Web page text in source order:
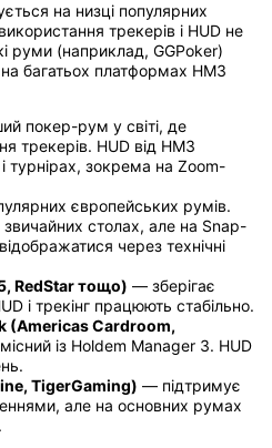
на низці популярних
трекерів і HUD не
руми (наприклад, GGPoker)
багатьох платформах HM3
покер-рум у світі, де
трекерів. HUD від HM3
турнірах, зокрема на Zoom-
європейських румів.
столах, але на Snap-
через технічні
RedStar тощо) — зберігає
і трекінг працюють стабільно.
(Americas Cardroom,
із Holdem Manager 3. HUD
TigerGaming) — підтримує
але на основних румах